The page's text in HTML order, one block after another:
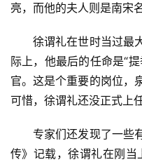
亮，而他的夫人则是南宋
徐谓礼在世时当过最大
际上，他最后的任命是“
官。这是个重要的岗位，
可惜，徐谓礼还没正式上
专家们还发现了一些有
传》记载，徐谓礼在刚当